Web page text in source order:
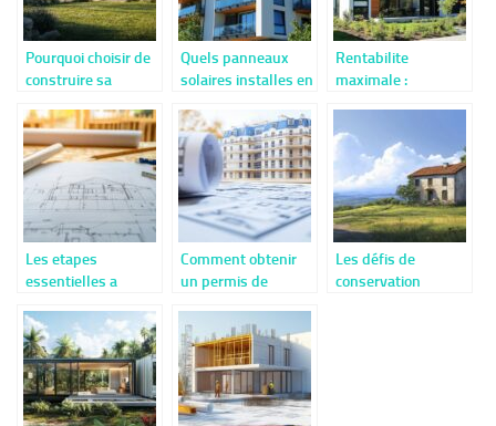
Pourquoi choisir de
construire sa
dans les Deux-
Sevres ?
Quels panneaux
solaires installes en
Rentabilite
maximale :
appartements dans
les Alpes-
Maritimes
Les etapes
essentielles a
votre projet de
construction
Comment obtenir
un permis de
: guide complet
pour vos
demarches
Les défis de
conservation